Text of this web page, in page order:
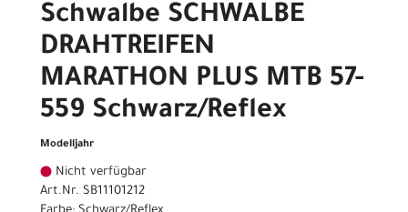
Schwalbe SCHWALBE
DRAHTREIFEN
MARATHON PLUS MTB 57-
559 Schwarz/Reflex
Modelljahr
Nicht verfügbar
Art.Nr. SB11101212